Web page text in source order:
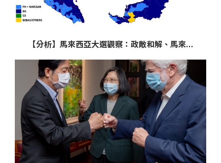
【分析】馬來西亞大選觀察：政敵和解、馬來...